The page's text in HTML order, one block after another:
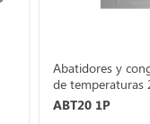
Abatidores y
de temperaturas
ABT20 1P